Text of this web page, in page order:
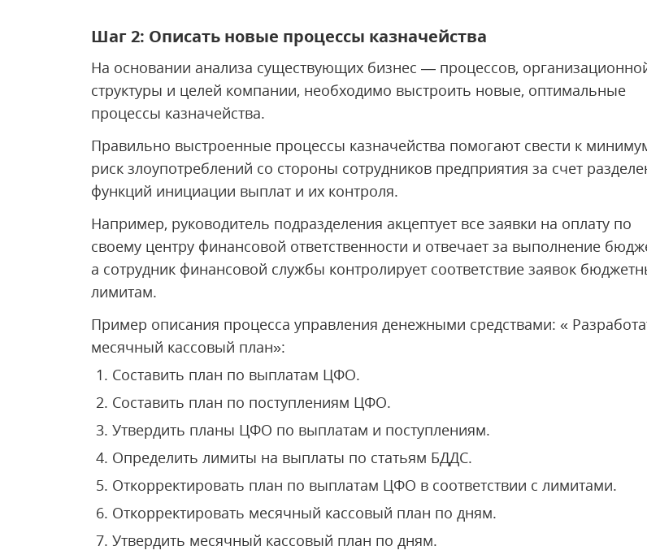
Шаг 2: Описать новые процессы казначейства
На основании анализа существующих бизнес — процессов,
структуры и целей компании, необходимо выстроить новые, оптимальные
процессы казначейства.
Правильно выстроенные процессы казначейства помогают свести к
риск злоупотреблений со стороны сотрудников предприятия за счет
функций инициации выплат и их контроля.
Например, руководитель подразделения акцептует все заявки на оплату по
своему центру финансовой ответственности и отвечает за выполнение
а сотрудник финансовой службы контролирует соответствие заявок
лимитам.
Пример описания процесса управления денежными средствами: «
месячный кассовый план»:
Составить план по выплатам ЦФО.
Составить план по поступлениям ЦФО.
Утвердить планы ЦФО по выплатам и поступлениям.
Определить лимиты на выплаты по статьям БДДС.
Откорректировать план по выплатам ЦФО в соответствии с лимитами.
Откорректировать месячный кассовый план по дням.
Утвердить месячный кассовый план по дням.